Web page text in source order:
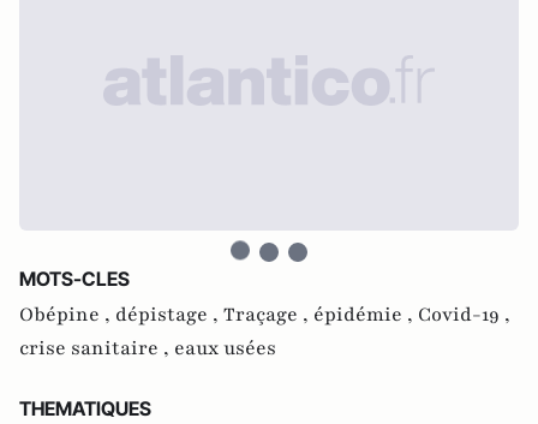
MOTS-CLES
Obépine , dépistage , Traçage , épidémie , Covid-19 ,
crise sanitaire , eaux usées
THEMATIQUES